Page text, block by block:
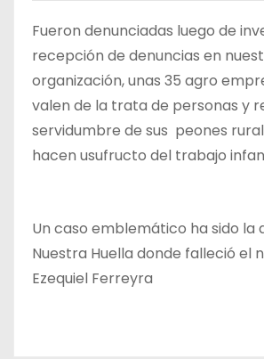
Fueron denunciadas luego de
recepción de denuncias en
organización, unas 35 agro
valen de la trata de personas y
servidumbre de sus peones
hacen usufructo del trabajo
Un caso emblemático ha sido la
Nuestra Huella donde falleció el
Ezequiel Ferreyra